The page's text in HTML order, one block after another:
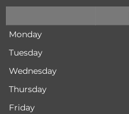
Monday
Tuesday
Wednesday
Thursday
Friday